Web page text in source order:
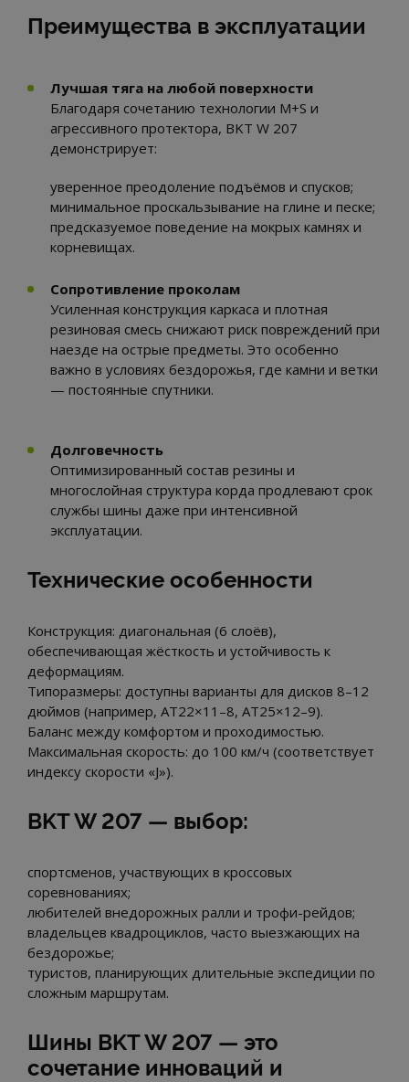
Преимущества в эксплуатации
Лучшая тяга на любой поверхности
Благодаря сочетанию технологии M+S и
агрессивного протектора, BKT W 207
демонстрирует:
уверенное преодоление подъёмов и спусков;
минимальное проскальзывание на глине и песке;
предсказуемое поведение на мокрых камнях и
корневищах.
Сопротивление проколам
Усиленная конструкция каркаса и плотная
резиновая смесь снижают риск повреждений при
наезде на острые предметы. Это особенно
важно в условиях бездорожья, где камни и ветки
— постоянные спутники.
Долговечность
Оптимизированный состав резины и
многослойная структура корда продлевают срок
службы шины даже при интенсивной
эксплуатации.
Технические особенности
Конструкция: диагональная (6 слоёв),
обеспечивающая жёсткость и устойчивость к
деформациям.
Типоразмеры: доступны варианты для дисков 8–12
дюймов (например, AT22×11–8, AT25×12–9).
Баланс между комфортом и проходимостью.
Максимальная скорость: до 100 км/ч (соответствует
индексу скорости «J»).
BKT W 207 — выбор:
спортсменов, участвующих в кроссовых
соревнованиях;
любителей внедорожных ралли и трофи-рейдов;
владельцев квадроциклов, часто выезжающих на
бездорожье;
туристов, планирующих длительные экспедиции по
сложным маршрутам.
Шины BKT W 207 — это
сочетание инноваций и